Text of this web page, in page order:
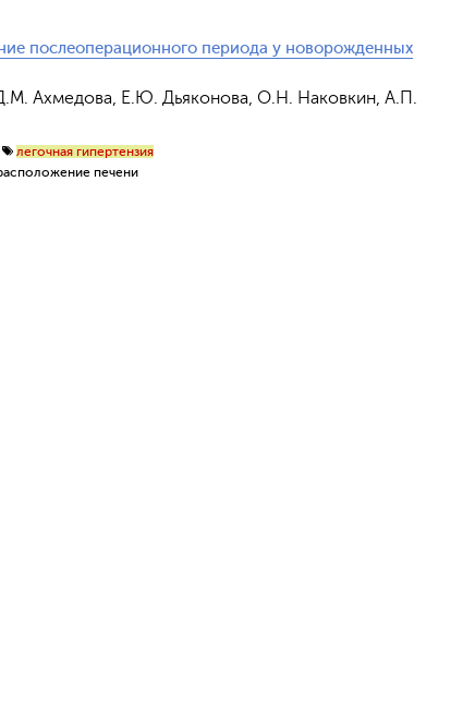
послеоперационного периода у новорожденных
Ахмедова, Е.Ю. Дьяконова, О.Н. Наковкин, А.П.
легочная гипертензия
печени